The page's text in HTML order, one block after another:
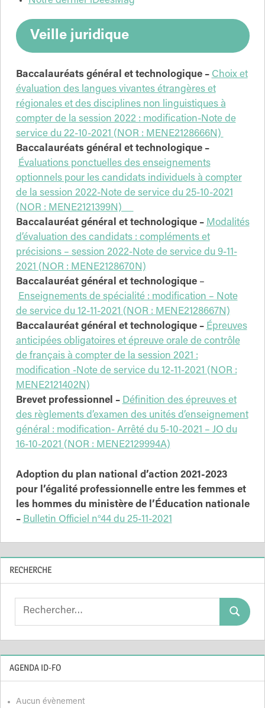
Veille juridique
Baccalauréats général et technologique – Choix et
évaluation des langues vivantes étrangères et
régionales et des disciplines non linguistiques à
compter de la session 2022 : modification-Note de
service du 22-10-2021 (NOR : MENE2128666N)
Baccalauréats général et technologique –
Évaluations ponctuelles des enseignements
optionnels pour les candidats individuels à compter
de la session 2022-Note de service du 25-10-2021
(NOR : MENE2121399N)
Baccalauréat général et technologique – Modalités
d’évaluation des candidats : compléments et
précisions – session 2022-Note de service du 9-11-
2021 (NOR : MENE2128670N)
Baccalauréat général et technologique–
Enseignements de spécialité : modification – Note
de service du 12-11-2021 (NOR : MENE2128667N)
Baccalauréat général et technologique – Épreuves
anticipées obligatoires et épreuve orale de contrôle
de français à compter de la session 2021 :
modification -Note de service du 12-11-2021 (NOR :
MENE2121402N)
Brevet professionnel – Définition des épreuves et
des règlements d’examen des unités d’enseignement
général : modification- Arrêté du 5-10-2021 – JO du
16-10-2021 (NOR : MENE2129994A)
Adoption du plan national d’action 2021-2023
pour l’égalité professionnelle entre les femmes et
les hommes du ministère de l’Éducation nationale
– Bulletin Officiel n°44 du 25-11-2021
RECHERCHE
Search
Search
AGENDA ID-FO
Aucun évènement